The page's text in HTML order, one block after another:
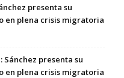
presenta su
en plena crisis migratoria
Sánchez presenta su
en plena crisis migratoria